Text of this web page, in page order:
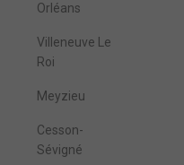
Orléans
Villeneuve Le
Roi
Meyzieu
Cesson-
Sévigné